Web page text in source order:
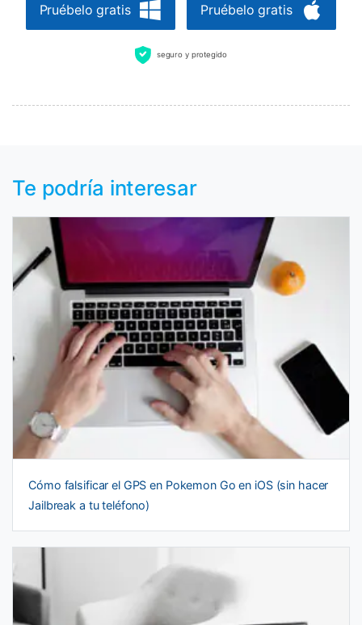
Pruébelo gratis Pruébelo gratis
seguro y protegido
Te podría interesar
Cómo falsificar el GPS en Pokemon Go en iOS (sin hacer
Jailbreak a tu teléfono)